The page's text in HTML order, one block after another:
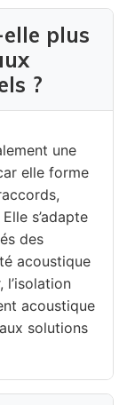
plus
?
une
elle forme
s’adapte
des
acoustique
l’isolation
acoustique
solutions